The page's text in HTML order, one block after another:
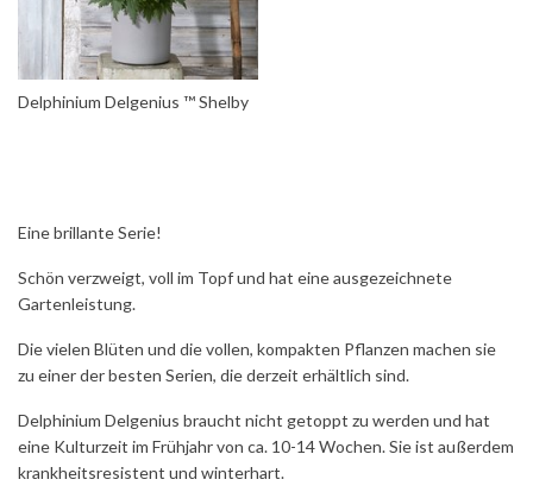
Delphinium Delgenius ™ Shelby
Eine brillante Serie!
Schön verzweigt, voll im Topf und hat eine ausgezeichnete
Gartenleistung.
Die vielen Blüten und die vollen, kompakten Pflanzen machen sie
zu einer der besten Serien, die derzeit erhältlich sind.
Delphinium Delgenius braucht nicht getoppt zu werden und hat
eine Kulturzeit im Frühjahr von ca. 10-14 Wochen. Sie ist außerdem
krankheitsresistent und winterhart.